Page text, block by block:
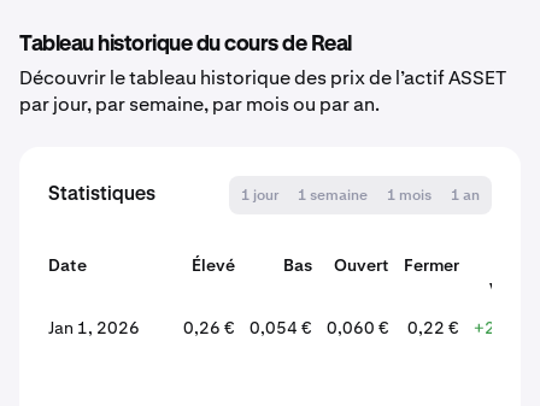
Tableau historique du cours de Real
Découvrir le tableau historique des prix de l’actif ASSET
par jour, par semaine, par mois ou par an.
Statistiques 1 jour 1 semaine 1 mois 1 an
Date Élevé Bas Ouvert
Fermer
Jan 1, 2026
0,26 € 0,054 € 0,060 € 0,22 €